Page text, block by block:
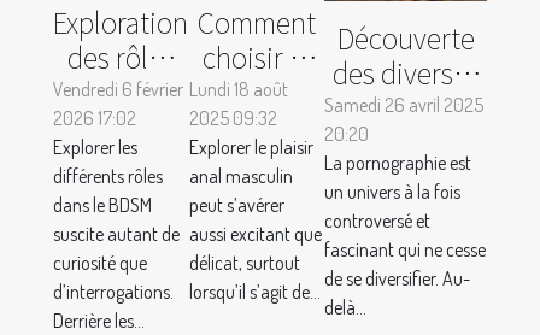
Exploration
des rôles
dans le
BDSM :
comment
cela
renforce-t-
il la
confiance ?
Vendredi 6 février
2026 17:02
Explorer les
différents rôles
dans le BDSM
suscite autant de
curiosité que
d’interrogations.
Derrière les...
Comment
choisir le
meilleur
plug anal
pour
hommes :
conseils et
astuces
Lundi 18 août
2025 09:32
Explorer le plaisir
anal masculin
peut s’avérer
aussi excitant que
délicat, surtout
lorsqu’il s’agit de...
Découverte
des diverses
pratiques
extrêmes
dans le
pornographie
alternative
Samedi 26 avril 2025
20:20
La pornographie est
un univers à la fois
controversé et
fascinant qui ne cesse
de se diversifier. Au-
delà...